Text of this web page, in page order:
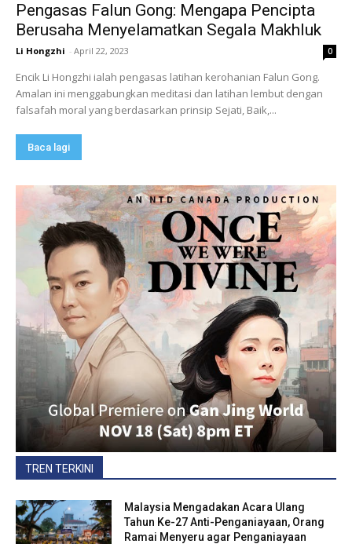
Pengasas Falun Gong: Mengapa Pencipta
Berusaha Menyelamatkan Segala Makhluk
Li Hongzhi - April 22, 2023 0
Encik Li Hongzhi ialah pengasas latihan kerohanian Falun Gong.
Amalan ini menggabungkan meditasi dan latihan lembut dengan
falsafah moral yang berdasarkan prinsip Sejati, Baik,...
Baca lagi
TREN TERKINI
Malaysia Mengadakan Acara Ulang
Tahun Ke-27 Anti-Penganiayaan, Orang
Ramai Menyeru agar Penganiayaan